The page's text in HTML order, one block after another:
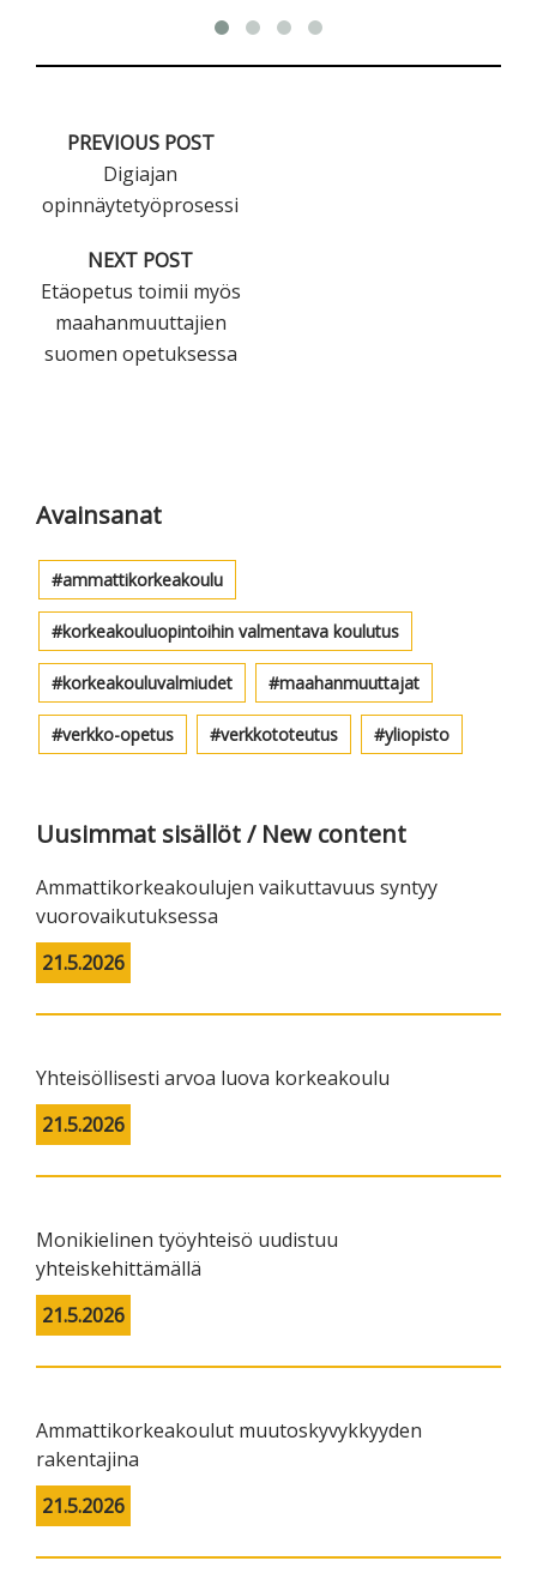
PREVIOUS POST
Digiajan
opinnäytetyöprosessi
NEXT POST
Etäopetus toimii myös
maahanmuuttajien
suomen opetuksessa
Avainsanat
ammattikorkeakoulu
korkeakouluopintoihin valmentava koulutus
korkeakouluvalmiudet maahanmuuttajat
verkko-opetus verkkototeutus yliopisto
Uusimmat sisällöt / New content
Ammattikorkeakoulujen vaikuttavuus syntyy
vuorovaikutuksessa
21.5.2026
Yhteisöllisesti arvoa luova korkeakoulu
21.5.2026
Monikielinen työyhteisö uudistuu
yhteiskehittämällä
21.5.2026
Ammattikorkeakoulut muutoskyvykkyyden
rakentajina
21.5.2026